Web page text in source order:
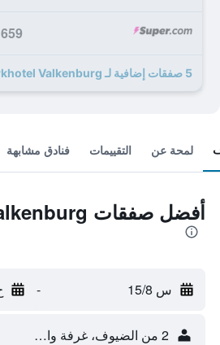
659 ﷼
5 صفقات إضافية لـ Parkhotel Valkenburg
لمحة عن التقييمات فنادق مشابهة
أفضل صفقات Parkhotel Valkenburg
س 15/8 - ح
2 من الضيوف، غرفة واحدة